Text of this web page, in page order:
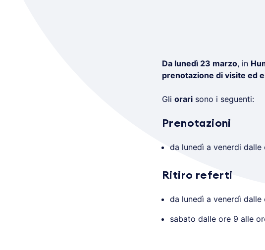
Da lunedì 23 marzo, in
prenotazione di visite ed
Gli orari sono i seguenti:
Prenotazioni
da lunedì a venerdi dalle
Ritiro referti
da lunedì a venerdì dalle
sabato dalle ore 9 alle